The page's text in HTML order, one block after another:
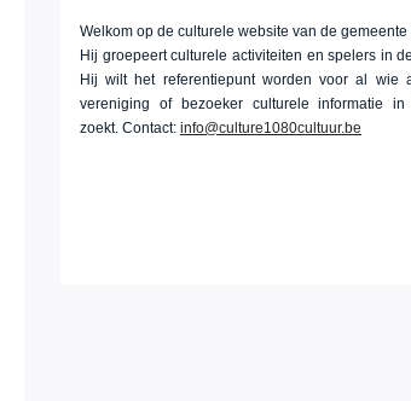
Welkom op de culturele website van de
Hij groepeert culturele activiteiten en spelers in
Hij wilt het referentiepunt worden voor al wie
vereniging of bezoeker culturele informatie in
zoekt. Contact: info@culture1080cultuur.be